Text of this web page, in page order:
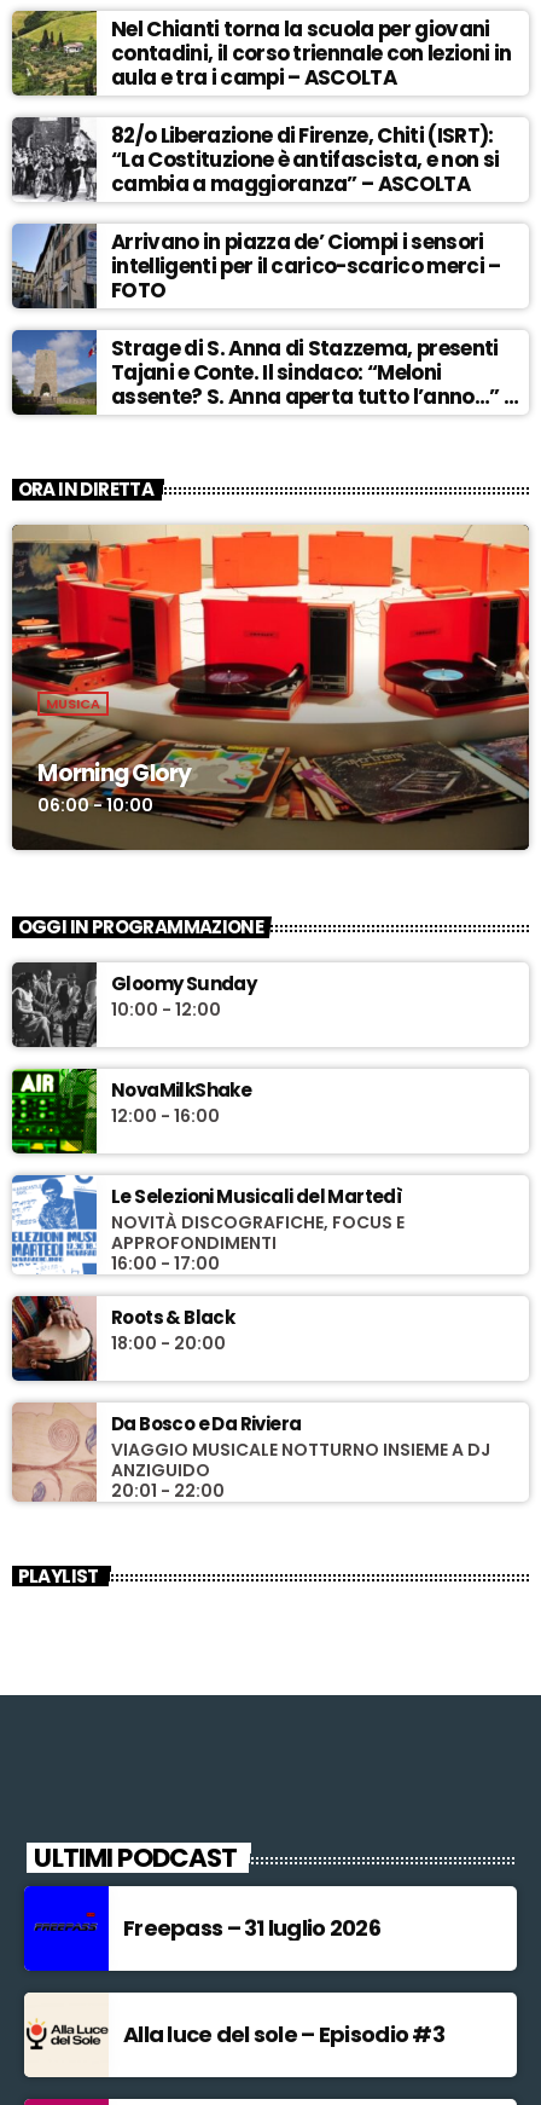
Nel Chianti torna la scuola per giovani
contadini, il corso triennale con lezioni in
aula e tra i campi – ASCOLTA
82/o Liberazione di Firenze, Chiti (ISRT):
“La Costituzione è antifascista, e non si
cambia a maggioranza” – ASCOLTA
Arrivano in piazza de’ Ciompi i sensori
intelligenti per il carico-scarico merci –
FOTO
Strage di S. Anna di Stazzema, presenti
Tajani e Conte. Il sindaco: “Meloni
assente? S. Anna aperta tutto l’anno…” –
ASCOLTA
ORA IN DIRETTA
MUSICA
Morning Glory
06:00 - 10:00
OGGI IN PROGRAMMAZIONE
Gloomy Sunday
10:00 - 12:00
NovaMilkShake
12:00 - 16:00
Le Selezioni Musicali del Martedì
NOVITÀ DISCOGRAFICHE, FOCUS E
APPROFONDIMENTI
16:00 - 17:00
Roots & Black
18:00 - 20:00
Da Bosco e Da Riviera
VIAGGIO MUSICALE NOTTURNO INSIEME A DJ
ANZIGUIDO
20:01 - 22:00
PLAYLIST
ULTIMI PODCAST
Freepass – 31 luglio 2026
Alla luce del sole – Episodio #3